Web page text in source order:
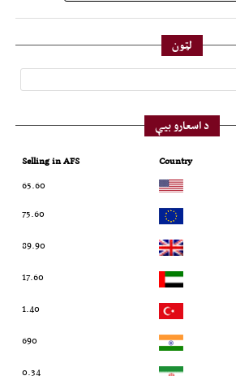
لټون
د اسعارو بیې
Country
Selling in AFS
65.60
75.60
89.90
17.60
1.40
690
0.34